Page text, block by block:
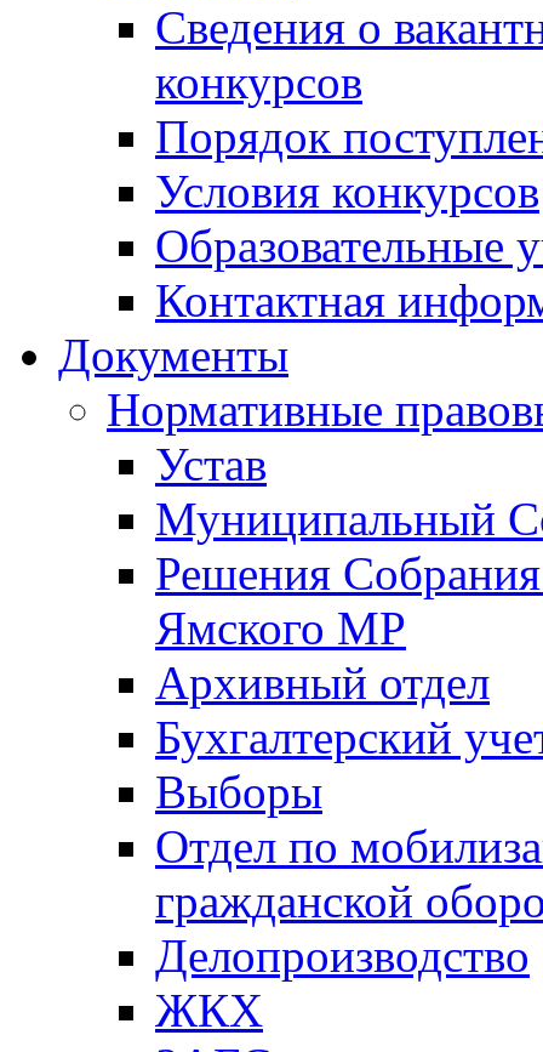
Сведения о
конкурсов
Порядок
Условия конкурсов
Образовательные
Контактная
Документы
Нормативные
Устав
Муниципальный
Решения
Ямского МР
Архивный отдел
Бухгалтерский
Выборы
Отдел по
гражданской
Делопроизводство
ЖКХ